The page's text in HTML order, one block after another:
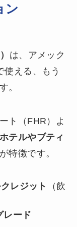
ン
は、アメック
使える、もう
。
ト（FHR）よ
テルやブティ
特徴です。
レジット
（飲
レード